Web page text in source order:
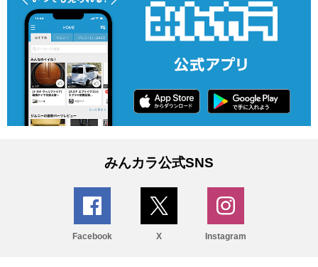
みんカラ公式SNS
Facebook X Instagram